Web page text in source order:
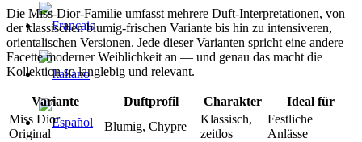
Die Miss-Dior-Familie umfasst mehrere Duft-Interpretationen, von
der klassischen blumig-frischen Variante bis hin zu intensiveren,
orientalischen Versionen. Jede dieser Varianten spricht eine andere
Facette moderner Weiblichkeit an — und genau das macht die
Kollektion so langlebig und relevant.
Variante Duftprofil Charakter
Ideal für
Miss Dior
Original
Blumig, Chypre
Klassisch,
zeitlos
Festliche
Anlässe